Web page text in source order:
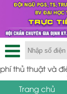
Trang chủ
điều trị cho